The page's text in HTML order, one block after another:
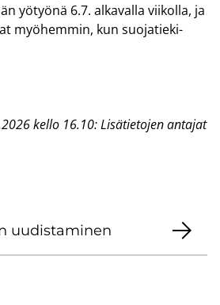
yö­työ­nä 6.7. al­ka­val­la vii­kol­la, ja
myö­hem­min, kun suo­ja­tie­ki­
kello 16.10: Li­sä­tie­to­jen an­ta­jat
uu­dis­ta­mi­nen